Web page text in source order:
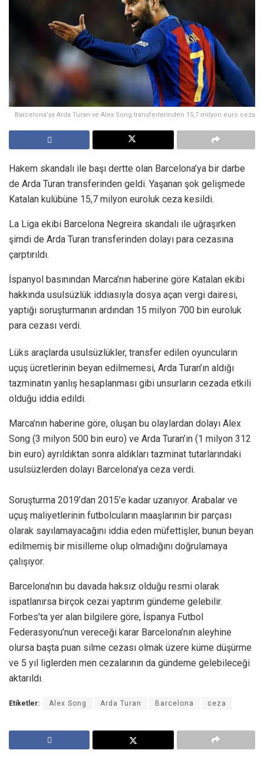
Barcelona'ya Arda Turan ve Alex Song transferlerinden 15,7 milyon euro ceza
Hakem skandalı ile başı dertte olan Barcelona’ya bir darbe
de Arda Turan transferinden geldi. Yaşanan şok gelişmede
Katalan kulübüne 15,7 milyon euroluk ceza kesildi.
La Liga ekibi Barcelona Negreira skandalı ile uğraşırken
şimdi de Arda Turan transferinden dolayı para cezasına
çarptırıldı.
İspanyol basınından Marca’nın haberine göre Katalan ekibi
hakkında usulsüzlük iddiasıyla dosya açan vergi dairesi,
yaptığı soruşturmanın ardından 15 milyon 700 bin euroluk
para cezası verdi.
Lüks araçlarda usulsüzlükler, transfer edilen oyuncuların
uçuş ücretlerinin beyan edilmemesi, Arda Turan’ın aldığı
tazminatın yanlış hesaplanması gibi unsurların cezada etkili
olduğu iddia edildi.
Marca’nın haberine göre, oluşan bu olaylardan dolayı Alex
Song (3 milyon 500 bin euro) ve Arda Turan’ın (1 milyon 312
bin euro) ayrıldıktan sonra aldıkları tazminat tutarlarındaki
usulsüzlerden dolayı Barcelona’ya ceza verdi.
Soruşturma 2019’dan 2015’e kadar uzanıyor. Arabalar ve
uçuş maliyetlerinin futbolcuların maaşlarının bir parçası
olarak sayılamayacağını iddia eden müfettişler, bunun beyan
edilmemiş bir misilleme olup olmadığını doğrulamaya
çalışıyor.
Barcelona’nın bu davada haksız olduğu resmi olarak
ispatlanırsa birçok cezai yaptırım gündeme gelebilir.
Forbes’ta yer alan bilgilere göre, İspanya Futbol
Federasyonu’nun vereceği karar Barcelona’nın aleyhine
olursa başta puan silme cezası olmak üzere küme düşürme
ve 5 yıl liglerden men cezalarının da gündeme gelebileceği
aktarıldı.
Etiketler: Alex Song Arda Turan Barcelona ceza